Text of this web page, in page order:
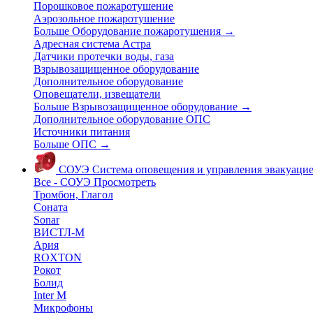
Порошковое пожаротушение
Аэрозольное пожаротушение
Больше Оборудование пожаротушения →
Адресная система Астра
Датчики протечки воды, газа
Взрывозащищенное оборудование
Дополнительное оборудование
Оповещатели, извещатели
Больше Взрывозащищенное оборудование →
Дополнительное оборудование ОПС
Источники питания
Больше ОПС →
СОУЭ Система оповещения и управления
Все - СОУЭ Просмотреть
Тромбон, Глагол
Соната
Sonar
ВИСТЛ-М
Ария
ROXTON
Рокот
Болид
Inter M
Микрофоны